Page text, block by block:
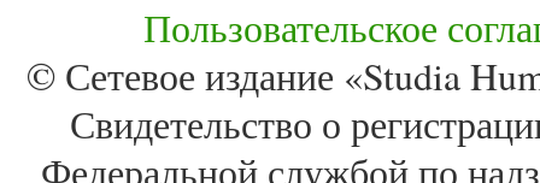
Пользовательское
© Сетевое издание «Studia
Свидетельство о
Федеральной службой по